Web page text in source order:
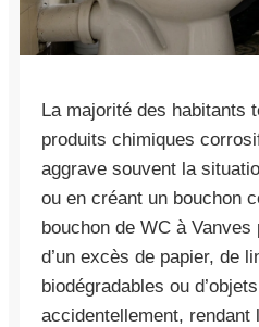
La majorité des habitants
produits chimiques
aggrave souvent la
ou en créant un bouchon
bouchon de WC à
d’un excès de papier, de
biodégradables ou
accidentellement, rendant